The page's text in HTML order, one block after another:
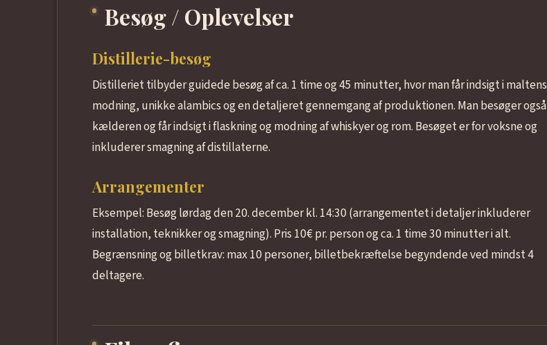
Besøg / Oplevelser
Distillerie-besøg
Distilleriet tilbyder guidede besøg af ca. 1 time og 45 minutter, hvor man får indsigt i maltens
modning, unikke alambics og en detaljeret gennemgang af produktionen. Man besøger også
kælderen og får indsigt i flaskning og modning af whiskyer og rom. Besøget er for voksne og
inkluderer smagning af distillaterne.
Arrangementer
Eksempel: Besøg lørdag den 20. december kl. 14:30 (arrangementet i detaljer inkluderer
installation, teknikker og smagning). Pris 10€ pr. person og ca. 1 time 30 minutter i alt.
Begrænsning og billetkrav: max 10 personer, billetbekræftelse begyndende ved mindst 4
deltagere.